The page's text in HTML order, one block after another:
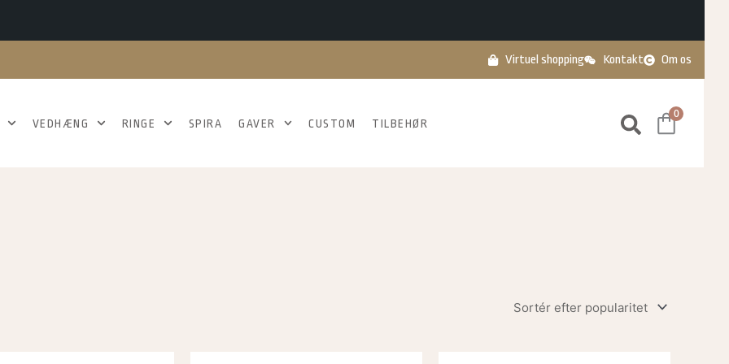
Virtuel shopping Kontakt Om os
VEDHÆNG RINGE SPIRA GAVER CUSTOM TILBEHØR
0